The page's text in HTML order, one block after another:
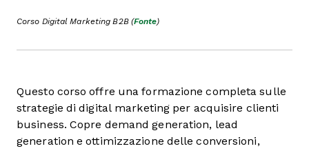
Corso Digital Marketing B2B (Fonte)
Questo corso offre una formazione completa sulle
strategie di digital marketing per acquisire clienti
business. Copre demand generation, lead
generation e ottimizzazione delle conversioni,